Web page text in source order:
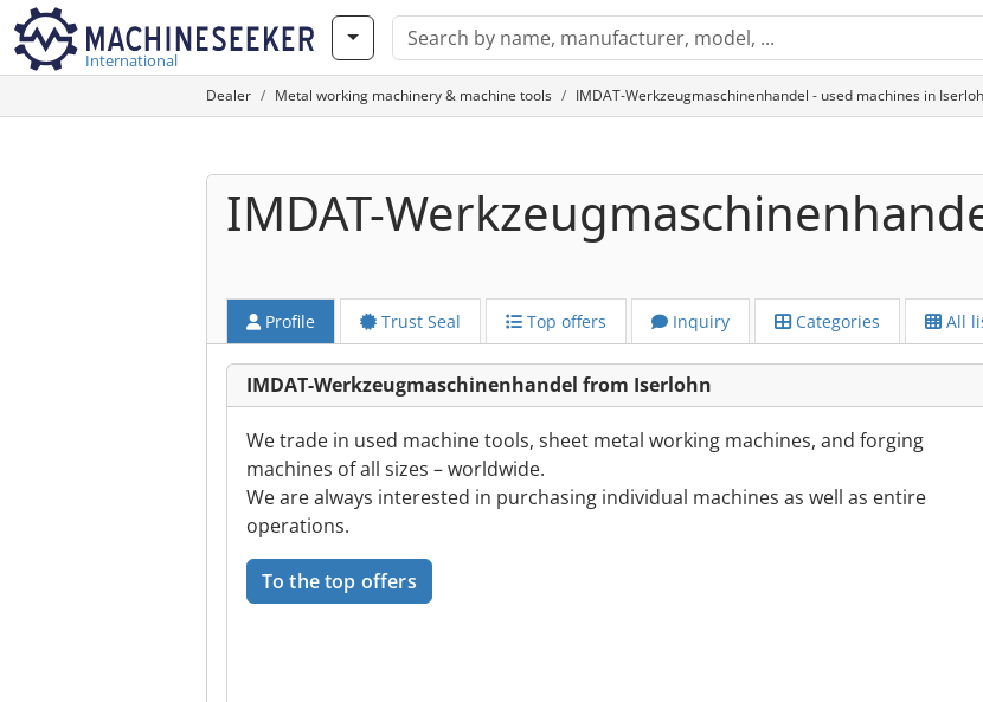
International
Dealer Metal working machinery & machine tools IMDAT-Werkzeugmaschinenhandel - used machines in
IMDAT-
Profile Trust Seal Top offers Inquiry Categories All
IMDAT-Werkzeugmaschinenhandel from Iserlohn
We trade in used machine tools, sheet metal working machines, and forging
machines of all sizes – worldwide.
We are always interested in purchasing individual machines as well as entire
operations.
To the top offers